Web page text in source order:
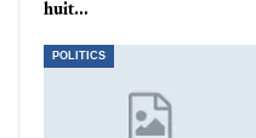
huit…
POLITICS